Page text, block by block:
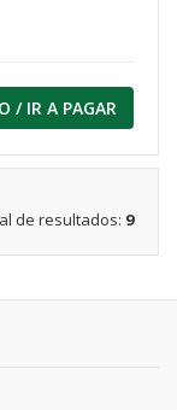
/ IR A PAGAR
de resultados: 9